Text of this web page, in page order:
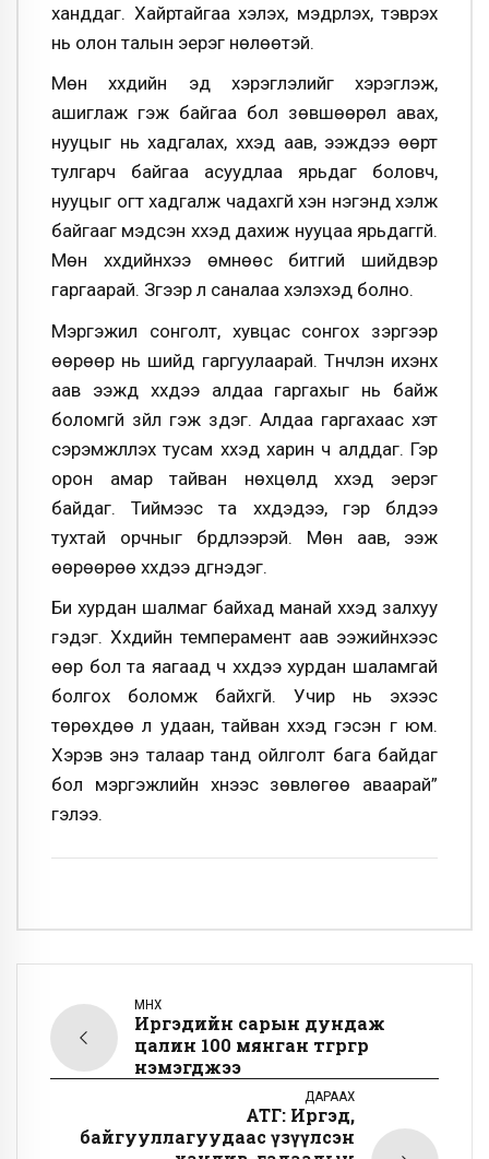
ханддаг. Хайртайгаа хэлэх, мэдрүүлэх, тэврэх
нь олон талын эерэг нөлөөтэй.
Мөн хүүхдийн эд хэрэглэлийг хэрэглэж,
ашиглаж гэж байгаа бол зөвшөөрөл авах,
нууцыг нь хадгалах, хүүхэд аав, ээждээ өөрт
тулгарч байгаа асуудлаа ярьдаг боловч,
нууцыг огт хадгалж чадахгүй хэн нэгэнд хэлж
байгааг мэдсэн хүүхэд дахиж нууцаа ярьдаггүй.
Мөн хүүхдийнхээ өмнөөс битгий шийдвэр
гаргаарай. Зүгээр л саналаа хэлэхэд болно.
Мэргэжил сонголт, хувцас сонгох зэргээр
өөрөөр нь шийд гаргуулаарай. Түүнчлэн ихэнх
аав ээжүүд хүүхдээ алдаа гаргахыг нь байж
боломгүй зүйл гэж үздэг. Алдаа гаргахаас хэт
сэрэмжлүүлэх тусам хүүхэд харин ч алддаг. Гэр
орон амар тайван нөхцөлд хүүхэд эерэг
байдаг. Тиймээс та хүүхдэдээ, гэр бүлдээ
тухтай орчныг бүрдүүлээрэй. Мөн аав, ээж
өөрөөрөө хүүхдээ дүгнэдэг.
Би хурдан шалмаг байхад манай хүүхэд залхуу
гэдэг. Хүүхдийн темперамент аав ээжийнхээс
өөр бол та яагаад ч хүүхдээ хурдан шаламгай
болгох боломж байхгүй. Учир нь эхээс
төрөхдөө л удаан, тайван хүүхэд гэсэн үг юм.
Хэрэв энэ талаар танд ойлголт бага байдаг
бол мэргэжлийн хүнээс зөвлөгөө аваарай”
гэлээ.
ӨМНӨХ
Иргэдийн сарын дундаж
цалин 100 мянган төгрөгөөр
нэмэгджээ
ДАРААХ
АТГ: Иргэд,
байгууллагуудаас үзүүлсэн